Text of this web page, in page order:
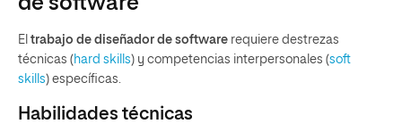
El trabajo de diseñador de software requiere destrezas
técnicas (hard skills) y competencias interpersonales (soft
skills) específicas.
Habilidades técnicas